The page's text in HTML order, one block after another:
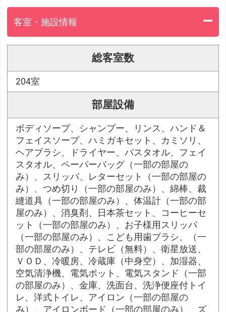
客室・施設情報
総客室数
204室
部屋設備
ボディソープ、シャンプー、リンス、ハンド＆
フェイスソープ、ハミガキセット、カミソリ、
ヘアブラシ、ドライヤー、バスタオル、フェイ
スタオル、ペーパーバッグ（一部の部屋の
み）、スリッパ、レターセット（一部の部屋の
み）、つめ切り（一部の部屋のみ）、綿棒、裁
縫道具（一部の部屋のみ）、体温計（一部の部
屋のみ）、消臭剤、日本茶セット、コーヒーセ
ット（一部の部屋のみ）、お子様用スリッパ
（一部の部屋のみ）、こども用歯ブラシ、（一
部の部屋のみ）、テレビ（無料）、衛星放送、
ＶＯＤ、冷暖房、冷蔵庫（中身空）、加湿器、
空気清浄機、電気ポット、電気スタンド（一部
の部屋のみ）、金庫、洗面台、洗浄便座付トイ
レ、洋式トイレ、アイロン（一部の部屋の
み）、アイロンボード（一部の部屋のみ）、ズ